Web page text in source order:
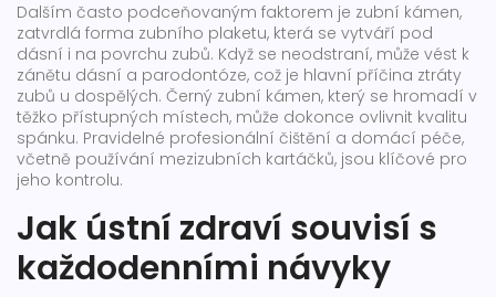
Dalším často podceňovaným faktorem je zubní kámen,
zatvrdlá forma zubního plaketu, která se vytváří pod
dásní i na povrchu zubů. Když se neodstraní, může vést k
zánětu dásní a parodontóze, což je hlavní příčina ztráty
zubů u dospělých. Černý zubní kámen, který se hromadí v
těžko přístupných místech, může dokonce ovlivnit kvalitu
spánku. Pravidelné profesionální čištění a domácí péče,
včetně používání mezizubních kartáčků, jsou klíčové pro
jeho kontrolu.
Jak ústní zdraví souvisí s
každodenními návyky